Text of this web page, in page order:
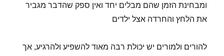
ומבחינת הזמן שהם מבלים יחד ואין ספק שהדבר מגביר
את הלחץ והחרדה אצל ילדים
להורים ולמורים יש יכולת רבה מאוד להשפיע ולהרגיע, אך